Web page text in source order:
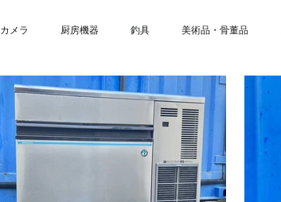
カメラ 厨房機器 釣具 美術品・骨董品
音響機器 事業者向け 自転車&スポーツバイク